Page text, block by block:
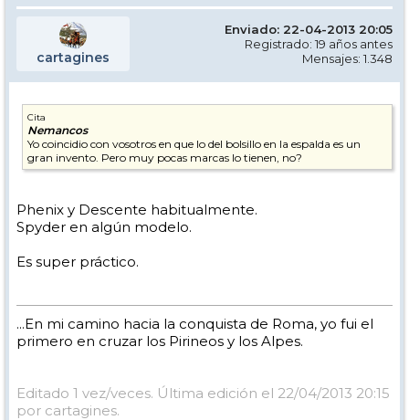
cartagines
Enviado: 22-04-2013 20:05
Registrado: 19 años antes
Mensajes: 1.348
Cita
Nemancos
Yo coincidio con vosotros en que lo del bolsillo en la espalda es un
gran invento. Pero muy pocas marcas lo tienen, no?
Phenix y Descente habitualmente.
Spyder en algún modelo.
Es super práctico.
...En mi camino hacia la conquista de Roma, yo fui el
primero en cruzar los Pirineos y los Alpes.
Editado 1 vez/veces. Última edición el 22/04/2013 20:15
por cartagines.